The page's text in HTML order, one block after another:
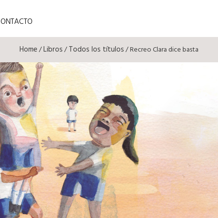
Home/Libros/Todos los títulos/ Recreo Clara dice basta